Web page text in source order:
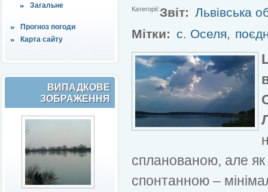
Загальне
Прогноз погоди
Карта сайту
ВИПАДКОВЕ
ЗОБРАЖЕННЯ
Категорії:Звіт: Львівська
Мітки: с. Оселя,
спланованою, але
спонтанною –